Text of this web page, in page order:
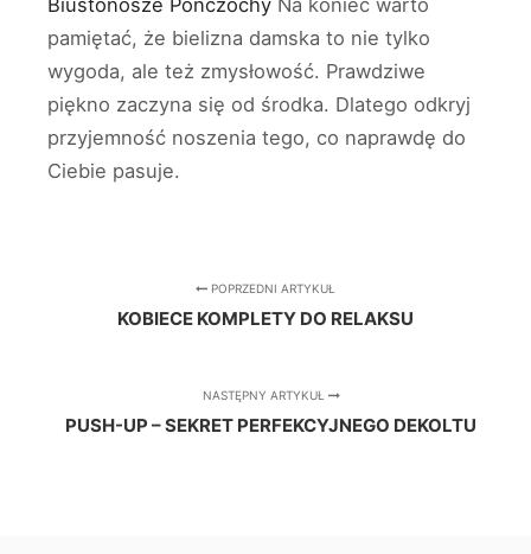
pamiętać, że bielizna damska to nie tylko
wygoda, ale też zmysłowość. Prawdziwe
piękno zaczyna się od środka. Dlatego odkryj
przyjemność noszenia tego, co naprawdę do
Ciebie pasuje.
POPRZEDNI ARTYKUŁ
KOBIECE KOMPLETY DO RELAKSU
NASTĘPNY ARTYKUŁ
PUSH-UP – SEKRET PERFEKCYJNEGO DEKOLTU